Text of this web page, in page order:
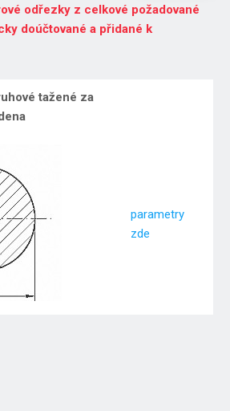
odřezky z celkové požadované
doúčtované a přidané k
tažené za
parametry
zde